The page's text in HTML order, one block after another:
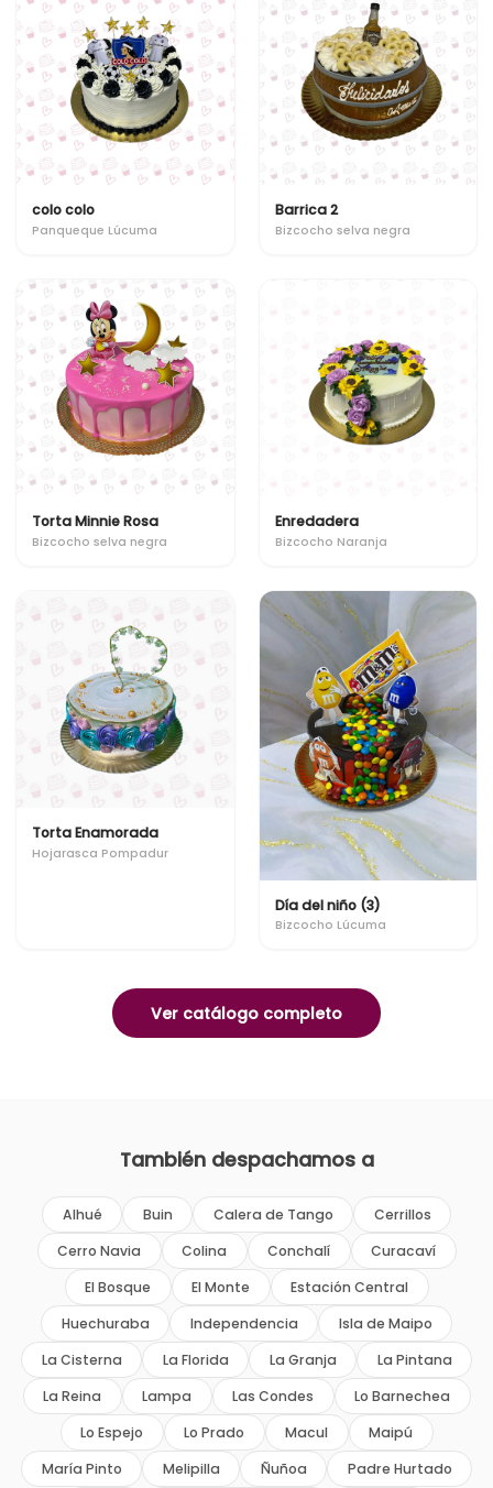
colo colo
Panqueque Lúcuma
Barrica 2
Bizcocho selva negra
Torta Minnie Rosa
Bizcocho selva negra
Enredadera
Bizcocho Naranja
Torta Enamorada
Hojarasca Pompadur
Día del niño (3)
Bizcocho Lúcuma
Ver catálogo completo
También despachamos a
Alhué Buin Calera de Tango
Cerrillos
Cerro Navia
Colina Conchalí
Curacaví
El Bosque
El Monte
Estación Central
Huechuraba
Independencia
Isla de Maipo
La Cisterna
La Florida La Granja
La Pintana
La Reina
Lampa Las Condes
Lo Barnechea
Lo Espejo
Lo Prado Macul
Maipú
María Pinto
Melipilla Ñuñoa Padre Hurtado